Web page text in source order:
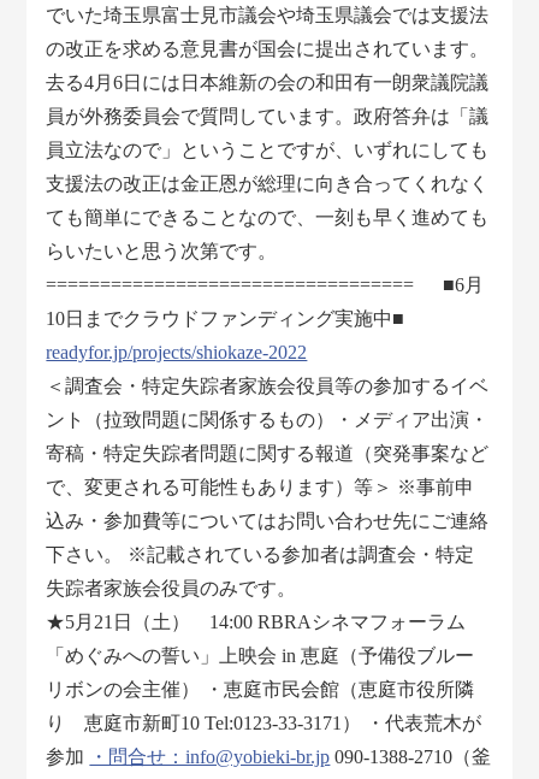
でいた埼玉県富士見市議会や埼玉県議会では支援法
の改正を求める意見書が国会に提出されています。
去る4月6日には日本維新の会の和田有一朗衆議院議
員が外務委員会で質問しています。政府答弁は「議
員立法なので」ということですが、いずれにしても
支援法の改正は金正恩が総理に向き合ってくれなく
ても簡単にできることなので、一刻も早く進めても
らいたいと思う次第です。
================================== ■6月
10日までクラウドファンディング実施中■
readyfor.jp/projects/shiokaze-2022
＜調査会・特定失踪者家族会役員等の参加するイベ
ント（拉致問題に関係するもの）・メディア出演・
寄稿・特定失踪者問題に関する報道（突発事案など
で、変更される可能性もあります）等＞ ※事前申
込み・参加費等についてはお問い合わせ先にご連絡
下さい。 ※記載されている参加者は調査会・特定
失踪者家族会役員のみです。
★5月21日（土） 14:00 RBRAシネマフォーラム
「めぐみへの誓い」上映会 in 恵庭（予備役ブルー
リボンの会主催） ・恵庭市民会館（恵庭市役所隣
り 恵庭市新町10 Tel:0123-33-3171） ・代表荒木が
参加
・問合せ：info@yobieki-br.jp 090-1388-2710（釜